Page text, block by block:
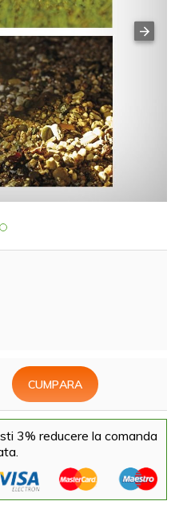
3% reducere la comanda